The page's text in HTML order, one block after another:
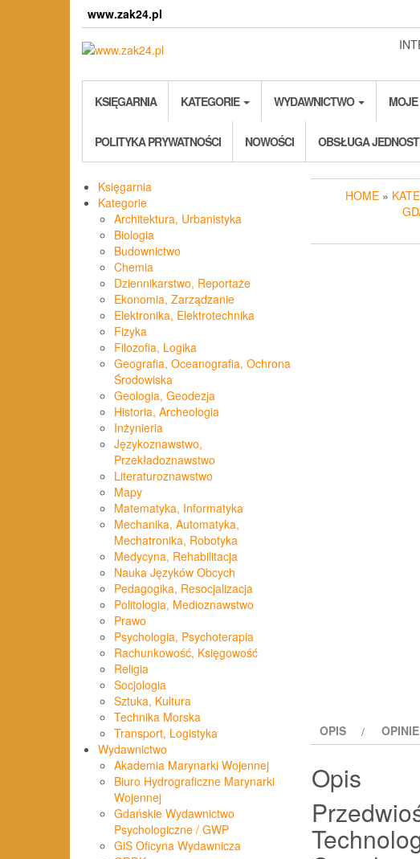
www.zak24.pl
KSIĘGARNIA KATEGORIE WYDAWNICTWO
POLITYKA PRYWATNOŚCI NOWOŚCI OBSŁUGA
Księgarnia
Kategorie
Architektura, Urbanistyka
Biologia
Budownictwo
Chemia
Dziennikarstwo, Reportaże
Ekonomia, Zarządzanie
Elektronika, Elektrotechnika
Fizyka
Filozofia, Logika
Geografia, Oceanografia, Ochrona
Środowiska
Geologia, Geodezja
Historia, Archeologia
Inżynieria
Językoznawstwo,
Przekładoznawstwo
Literaturoznawstwo
Mapy
Matematyka, Informatyka
Mechanika, Automatyka,
Mechatronika, Robotyka
Medycyna, Rehabilitacja
Nauka Języków Obcych
Pedagogika, Resocjalizacja
Politologia, Medioznawstwo
Prawo
Psychologia, Psychoterapia
Rachunkowość, Księgowość
Religia
Socjologia
Sztuka, Kultura
Technika Morska
Transport, Logistyka
Wydawnictwo
Akademia Marynarki Wojennej
Biuro Hydrograficzne Marynarki
Wojennej
Gdańskie Wydawnictwo
Psychologiczne / GWP
GiS Oficyna Wydawnicza
HOME »
OPIS
Opis